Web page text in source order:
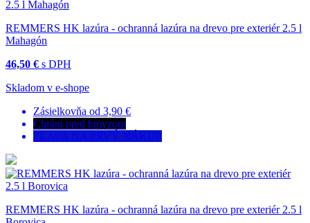
REMMERS HK lazúra - ochranná lazúra na drevo pre exteriér 2.5 l
Mahagón
46,50 € s DPH
Skladom v e-shope
Zásielkovňa od 3,90 €
Chráni pred hmyzom
ZĽAVA NA PRVÝ NÁKUP
REMMERS HK lazúra - ochranná lazúra na drevo pre exteriér 2.5 l